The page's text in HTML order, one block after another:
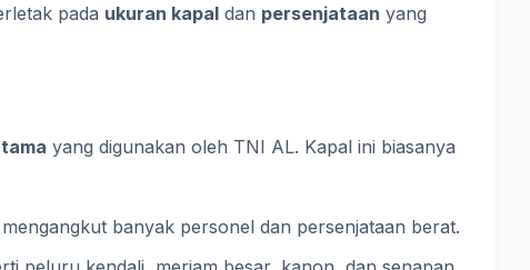
pada ukuran kapal dan persenjataan yang
yang digunakan oleh TNI AL. Kapal ini biasanya
banyak personel dan persenjataan berat.